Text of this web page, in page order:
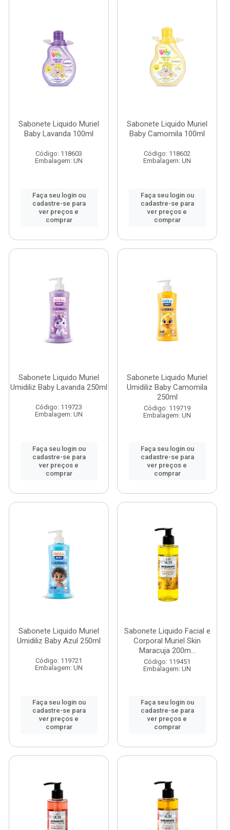
Sabonete Liquido Muriel
Baby Lavanda 100ml
Código: 118603
Embalagem: UN
Faça seu login ou
cadastre-se para
ver preços e
comprar
Sabonete Liquido Muriel
Baby Camomila 100ml
Código: 118602
Embalagem: UN
Faça seu login ou
cadastre-se para
ver preços e
comprar
Sabonete Liquido Muriel
Umidiliz Baby Lavanda 250ml
Código: 119723
Embalagem: UN
Faça seu login ou
cadastre-se para
ver preços e
comprar
Sabonete Liquido Muriel
Umidiliz Baby Camomila
250ml
Código: 119719
Embalagem: UN
Faça seu login ou
cadastre-se para
ver preços e
comprar
Sabonete Liquido Muriel
Umidiliz Baby Azul 250ml
Código: 119721
Embalagem: UN
Faça seu login ou
cadastre-se para
ver preços e
comprar
Sabonete Liquido Facial e
Corporal Muriel Skin
Maracuja 200m...
Código: 119451
Embalagem: UN
Faça seu login ou
cadastre-se para
ver preços e
comprar